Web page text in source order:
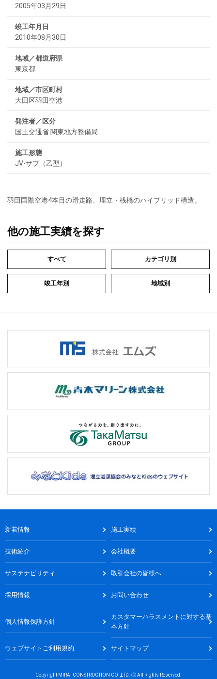
2005年03月29日
竣工年月日
2010年08月30日
地域／都道府県
東京都
地域／市区町村
大田区羽田空港
発注者／区分
国土交通省 関東地方整備局
施工形態
JV-サブ（乙型）
羽田国際空港4本目の滑走路、埋立・桟橋のハイブリッド構造。
他の施工実績を探す
すべて カテゴリ別
竣工年別 地域別
新着情報 施工実績
技術紹介 会社概要
サステナビリティ 取引会社の皆様へ
採用情報 お問い合わせ
個人情報保護方針
カスタマーハラスメントに対する基
本方針
ウェブサイトご利用規約 サイトマップ
Copyright MIRAI CONSTRUCTION CO.,LTD. Ⓒ All Rights Reserved.